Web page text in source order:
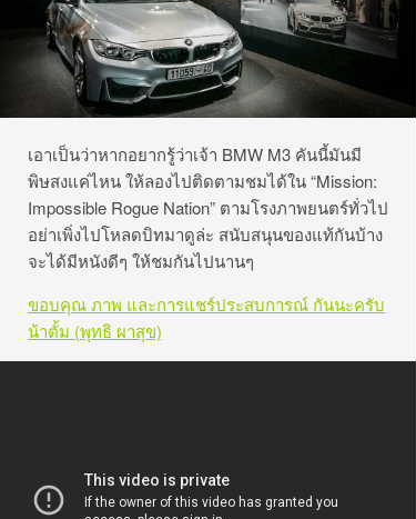
เอาเป็นว่าหากอยากรู้ว่าเจ้า BMW M3 คันนี้มันมี
พิษสงแค่ไหน ให้ลองไปติดตามชมได้ใน “Mission:
Impossible Rogue Nation” ตามโรงภาพยนตร์ทั่วไป
อย่าเพิ่งไปโหลดบิทมาดูล่ะ สนับสนุนของแท้กันบ้าง
จะได้มีหนังดีๆ ให้ชมกันไปนานๆ
ขอบคุณ ภาพ และการแชร์ประสบการณ์ กันนะครับ
น้าตั้ม (พุทธิ ผาสุข)